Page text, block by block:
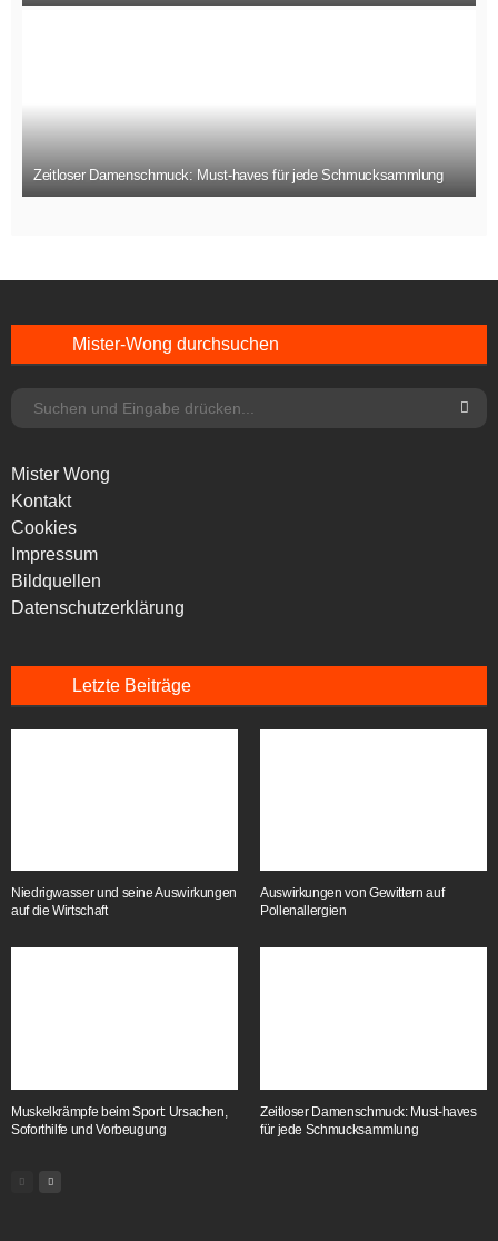
Zeitloser Damenschmuck: Must-haves für jede Schmucksammlung
Mister-Wong durchsuchen
Mister Wong
Kontakt
Cookies
Impressum
Bildquellen
Datenschutzerklärung
Letzte Beiträge
Niedrigwasser und seine Auswirkungen
auf die Wirtschaft
Auswirkungen von Gewittern auf
Pollenallergien
Muskelkrämpfe beim Sport: Ursachen,
Soforthilfe und Vorbeugung
Zeitloser Damenschmuck: Must-haves
für jede Schmucksammlung